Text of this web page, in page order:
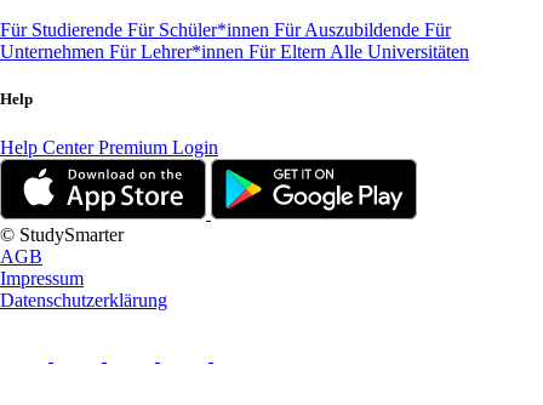
Für Studierende Für Schüler*innen Für Auszubildende Für
Unternehmen Für Lehrer*innen Für Eltern Alle Universitäten
Help
Help CenterPremium Login
© StudySmarter
AGB
Impressum
Datenschutzerklärung